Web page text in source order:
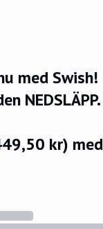
med Swish!
NEDSLÄPP.
kr) med